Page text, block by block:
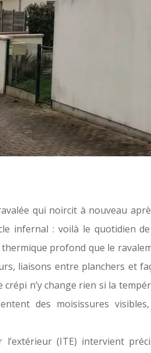
qui noircit à nouveau
infernal : voilà le quotidien
profond que le
liaisons entre planchers et
crépi n’y change rien si la
des moisissures
l’extérieur (ITE) intervient